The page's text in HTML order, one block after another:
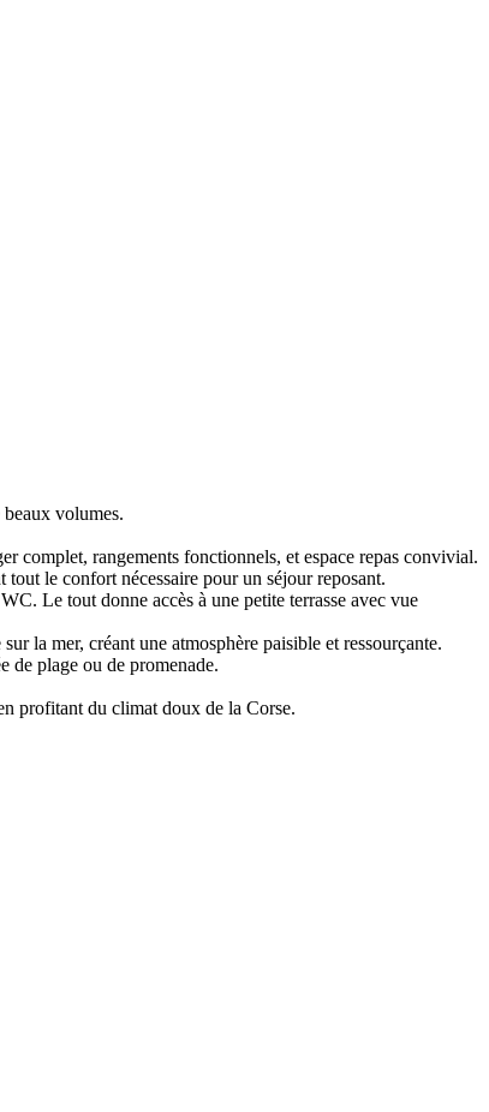
volumes.
complet, rangements fonctionnels, et espace repas convivial.
le confort nécessaire pour un séjour reposant.
Le tout donne accès à une petite terrasse avec vue
la mer, créant une atmosphère paisible et ressourçante.
de plage ou de promenade.
profitant du climat doux de la Corse.